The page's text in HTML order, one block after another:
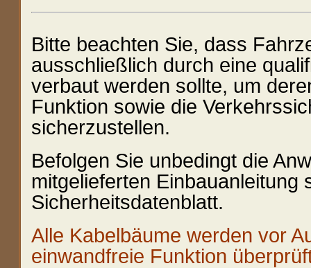
Bitte beachten Sie, dass
ausschließlich durch eine
verbaut werden sollte, um
Funktion sowie die
sicherzustellen.
Befolgen Sie unbedingt die
mitgelieferten Einbauanleitung
Sicherheitsdatenblatt.
Alle Kabelbäume werden vor
einwandfreie Funktion